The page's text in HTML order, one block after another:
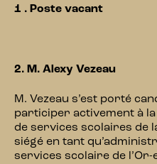
1 . Poste vacant
2. M. Alexy Vezeau
M. Vezeau s’est porté
participer activement à
de services scolaires de
siégé en tant
services scolaire de l’Or-